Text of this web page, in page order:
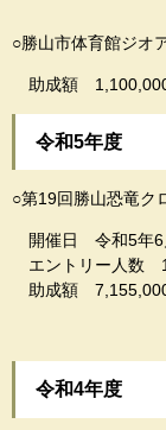
○勝山市体育館ジオ
助成額
令和5年度
○第19回勝山恐竜ク
開催日 令和5年6
エントリー人数
助成額
令和4年度